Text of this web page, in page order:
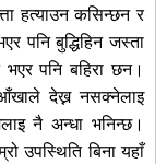
हत्याउन कसिन्छन र
पनि बुद्धिहिन जस्ता
पनि बहिरा छन।
देख्न नसक्नेलाइ
नै अन्धा भनिन्छ।
उपस्थिति बिना यहाँ